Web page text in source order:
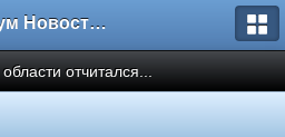
Форум Новостройки
отчитался...